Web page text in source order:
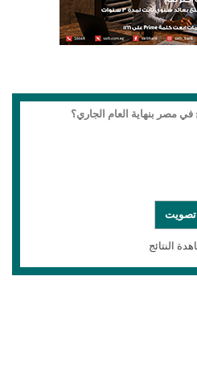
مصر بنهاية العام الجاري؟
النتائج